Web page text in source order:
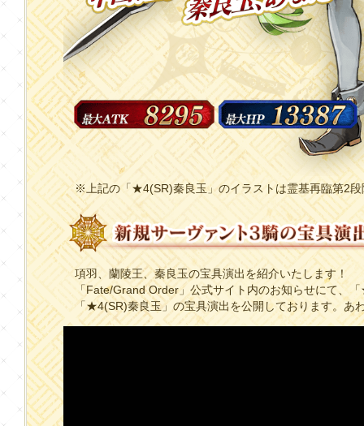
※上記の「★4(SR)秦良玉」のイラストは霊基再臨第2段
項羽、蘭陵王、秦良玉の宝具演出を紹介いたします！
「Fate/Grand Order」公式サイト内のお知らせにて、
「★4(SR)秦良玉」の宝具演出を公開しております。あ